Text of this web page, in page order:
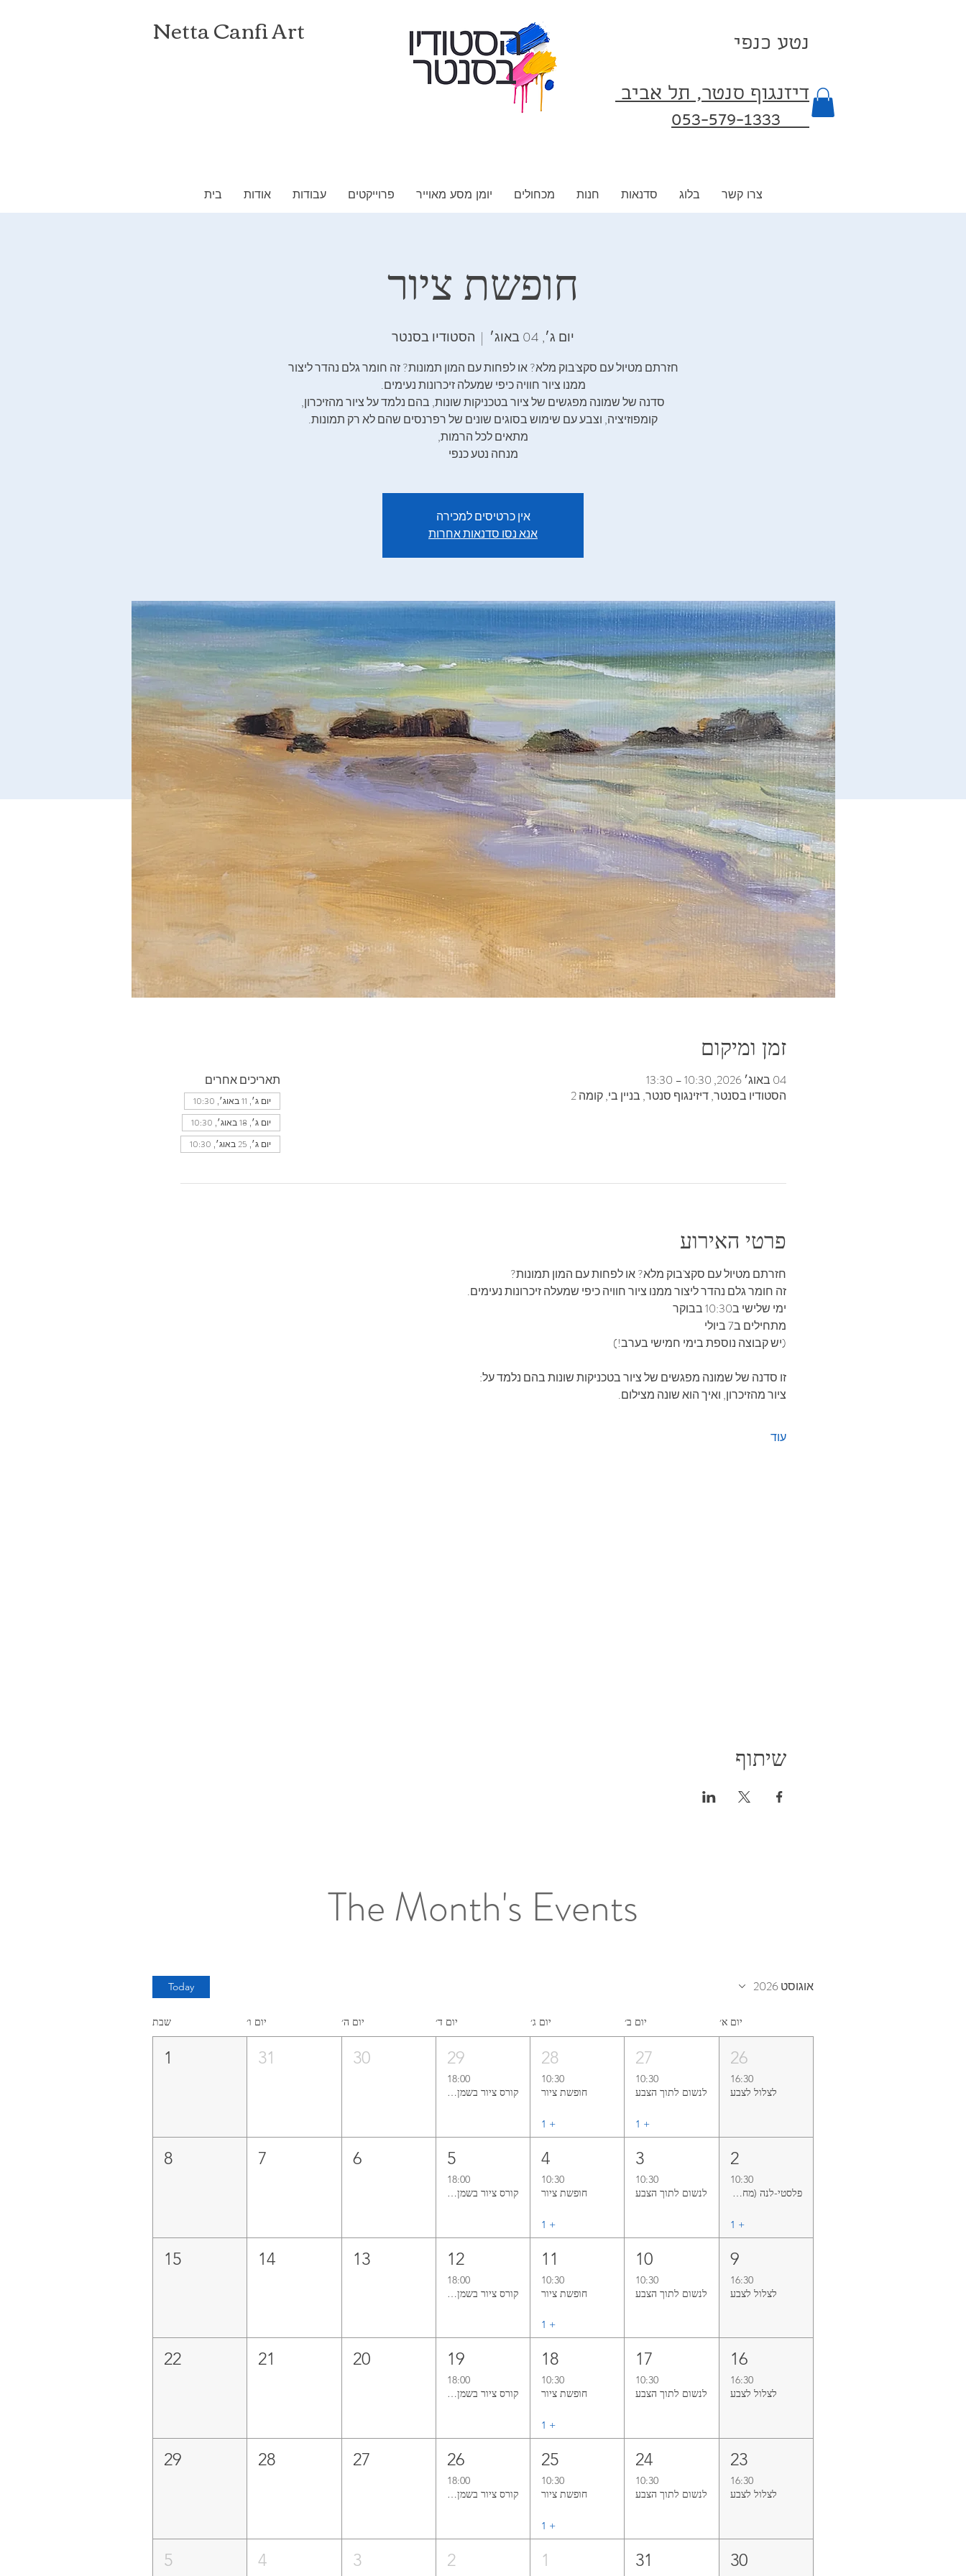
Netta Canfi Art נטע כנפי
דיזנגוף סנטר, תל אביב
053-579-1333⁩
בית אודות עבודות פרוייקטים יומן מסע מאוייר מכחולים חנות סדנאות בלוג צרו קשר
חופשת ציור
יום ג׳, 04 באוג׳
  |
הסטודיו בסנטר
חזרתם מטיול עם סקצ'בוק מלא? או לפחות עם המון תמונות? זה חומר גלם נהדר ליצור
סדנה של שמונה מפגשים של ציור בטכניקות שונות, בהם נלמד על ציור מהזיכרון,
מנחה נטע כנפי
אין כרטיסים למכירה
אנא נסו סדנאות אחרות
זמן ומיקום
04 באוג׳ 2026, 10:30 – 13:30
הסטודיו בסנטר, דיזינגוף סנטר, בניין בי, קומה 2
תאריכים אחרים
יום ג׳, 11 באוג׳, 10:30
יום ג׳, 18 באוג׳, 10:30
יום ג׳, 25 באוג׳, 10:30
פרטי האירוע
חזרתם מטיול עם סקצ'בוק מלא? או לפחות עם המון תמונות?
זה חומר גלם נהדר ליצור ממנו ציור חוויה כיפי שמעלה זיכרונות נעימים.
ימי שלישי ב10:30 בבוקר
מתחילים ב7 ביולי
(יש קבוצה נוספת בימי חמישי בערב!)
זו סדנה של שמונה מפגשים של ציור בטכניקות שונות בהם נלמד על:
ציור מהזיכרון, ואיך הוא שונה מצילום.
עוד
שיתוף
The Month's Events
אוגוסט 2026 Today
יום א׳ יום ב׳ יום ג׳ יום ד׳ יום ה׳ יום ו׳ שבת
26
16:30
לצלול‭ ‬לצבע‭
27
10:30
לנשום‭ ‬לתוך‭ ‬הצבע
+ ‏1
28
10:30
חופשת ציור
+ ‏1
29
18:00
קורס ציור בשמן אל־א־פרימה ללא ממסים
30
31
1
2
10:30
פלסטי-לנה (מחזור אוגוסט)
+ ‏1
3
10:30
לנשום‭ ‬לתוך‭ ‬הצבע
4
10:30
חופשת ציור
+ ‏1
5
18:00
קורס ציור בשמן אל־א־פרימה ללא ממסים
6
7
8
9
16:30
לצלול‭ ‬לצבע‭
10
10:30
לנשום‭ ‬לתוך‭ ‬הצבע
11
10:30
חופשת ציור
+ ‏1
12
18:00
קורס ציור בשמן אל־א־פרימה ללא ממסים
13
14
15
16
16:30
לצלול‭ ‬לצבע‭
17
10:30
לנשום‭ ‬לתוך‭ ‬הצבע
18
10:30
חופשת ציור
+ ‏1
19
18:00
קורס ציור בשמן אל־א־פרימה ללא ממסים
20
21
22
23
16:30
לצלול‭ ‬לצבע‭
24
10:30
לנשום‭ ‬לתוך‭ ‬הצבע
25
10:30
חופשת ציור
+ ‏1
26
18:00
קורס ציור בשמן אל־א־פרימה ללא ממסים
27
28
29
30
31
1
2
3
4
5